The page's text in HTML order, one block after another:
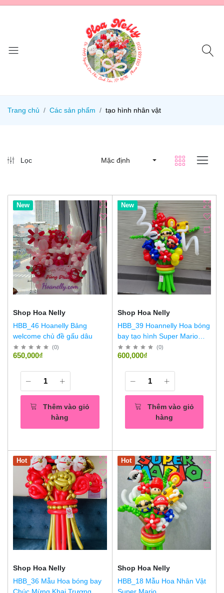
Trang chủ Các sản phẩm tạo hình nhân vật
Lọc Mặc định
Hot
New
Shop Hoa Nelly
HBB_46 Hoanelly Bảng
welcome chủ đề gấu dâu
(0)
650,000₫
Thêm vào giỏ
hàng
Hot
New
Shop Hoa Nelly
HBB_39 Hoannelly Hoa bóng
bay tạo hình Super Mario
size L
(0)
600,000₫
Thêm vào giỏ
hàng
Hot
Shop Hoa Nelly
HBB_36 Mẫu Hoa bóng bay
Hot
Shop Hoa Nelly
HBB_18 Mẫu Hoa Nhân Vật